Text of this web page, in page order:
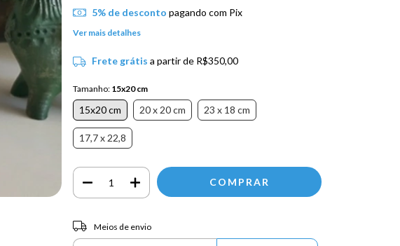
5% de desconto pagando com Pix
Ver mais detalhes
Frete grátis a partir de R$350,00
Tamanho: 15x20 cm
15x20 cm 20 x 20 cm 23 x 18 cm
17,7 x 22,8
Entregas para o CEP:
Meios de envio